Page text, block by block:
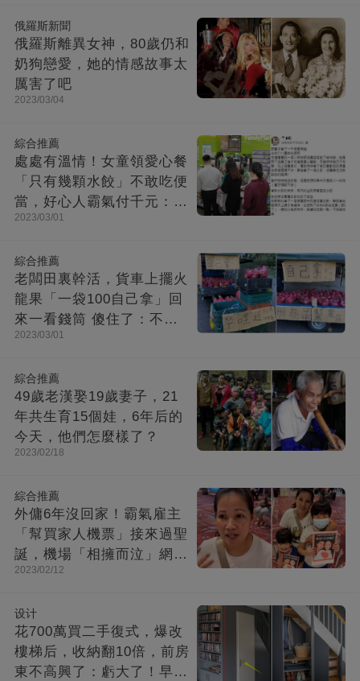
俄羅斯新聞
俄羅斯離異女神，80歲仍和
奶狗戀愛，她的情感故事太
厲害了吧
2023/03/04
綜合推薦
處處有溫情！女童領愛心餐
「只有幾顆水餃」不敢吃便
當，好心人霸氣付千元：以
後不夠call我來補
2023/03/01
綜合推薦
老闆田裏幹活，貨車上擺火
龍果「一袋100自己拿」回
來一看錢筒 傻住了：不愧
是臺灣
2023/03/01
綜合推薦
49歲老漢娶19歲妻子，21
年共生育15個娃，6年后的
今天，他們怎麼樣了？
2023/02/18
綜合推薦
外傭6年沒回家！霸氣雇主
「幫買家人機票」接來過聖
誕，機場「相擁而泣」網感
動：人間處處有溫情
2023/02/12
设计
花700萬買二手復式，爆改
樓梯后，收納翻10倍，前房
東不高興了：虧大了！早知